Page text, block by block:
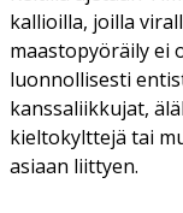
kallioilla, joilla
maastopyöräily ei
luonnollisesti
kanssaliikkujat,
kieltokylttejä tai
asiaan liittyen.